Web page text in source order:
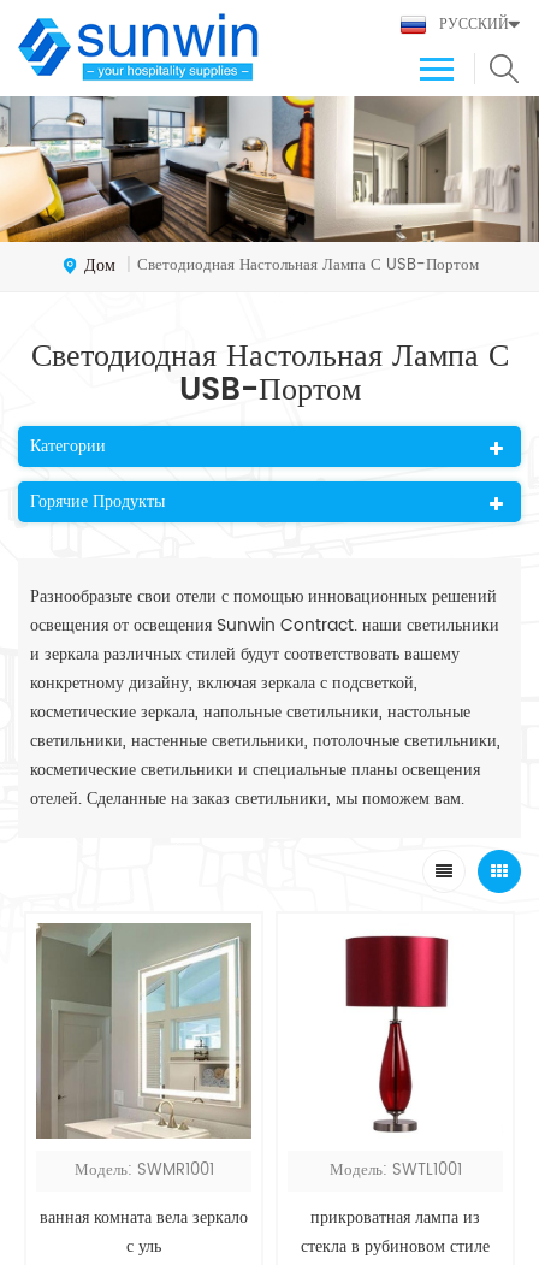
РУССКИЙ
Дом | Светодиодная Настольная Лампа С USB-Портом
Светодиодная Настольная Лампа С
USB-Портом
Категории
Горячие Продукты
Разнообразьте свои отели с помощью инновационных решений
освещения от освещения Sunwin Contract. наши светильники
и зеркала различных стилей будут соответствовать вашему
конкретному дизайну, включая зеркала с подсветкой,
косметические зеркала, напольные светильники, настольные
светильники, настенные светильники, потолочные светильники,
косметические светильники и специальные планы освещения
отелей. Сделанные на заказ светильники, мы поможем вам.
Модель: SWMR1001
ванная комната вела зеркало
с уль
Модель: SWTL1001
прикроватная лампа из
стекла в рубиновом стиле